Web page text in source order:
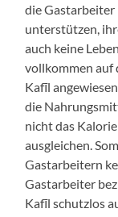
die
unterstützen,
auch keine
vollkommen auf
Kafīl
die
nicht das
ausgleichen.
Gastarbeitern
Gastarbeiter
Kafīl schutzlos